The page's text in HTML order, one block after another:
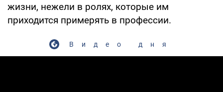
жизни, нежели в ролях, которые им
приходится примерять в профессии.
Видео дня